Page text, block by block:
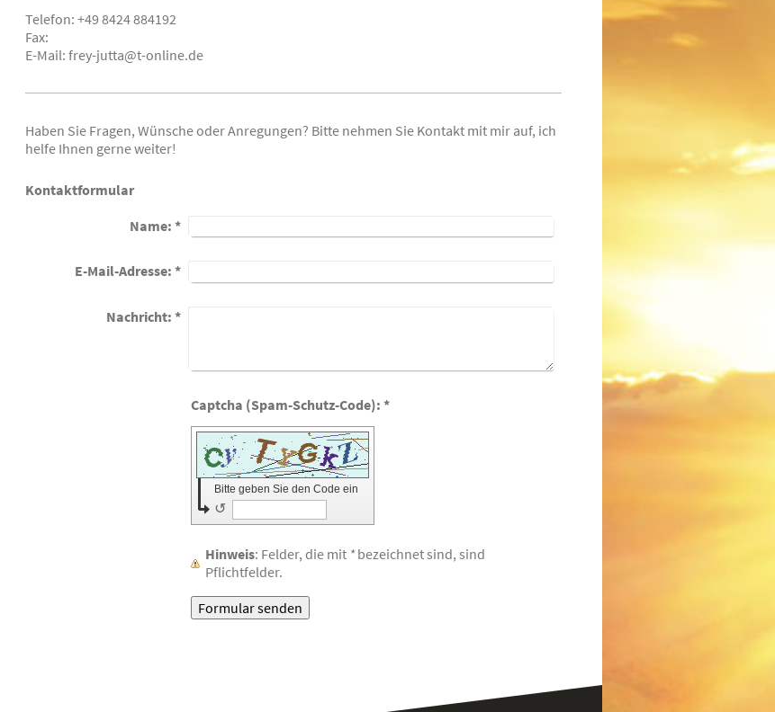
Telefon: +49 8424 884192
Fax:
E-Mail: frey-jutta@t-online.de
Haben Sie Fragen, Wünsche oder Anregungen? Bitte nehmen Sie Kontakt mit mir auf, ich
helfe Ihnen gerne weiter!
Kontaktformular
Name: *
E-Mail-Adresse: *
Nachricht: *
Captcha (Spam-Schutz-Code): *
Bitte geben Sie den Code ein
↺
Hinweis : Felder, die mit *bezeichnet sind, sind
Pflichtfelder.